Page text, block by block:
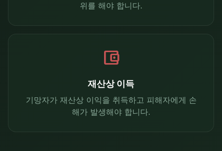
위를 해야 합니다.
account_balance_wallet
재산상 이득
기망자가 재산상 이익을 취득하고 피해자에게 손
해가 발생해야 합니다.